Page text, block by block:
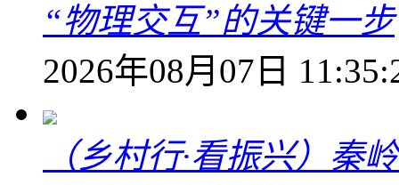
“物理交互”的关键一步
2026年08月07日
（乡村行·看振兴）秦